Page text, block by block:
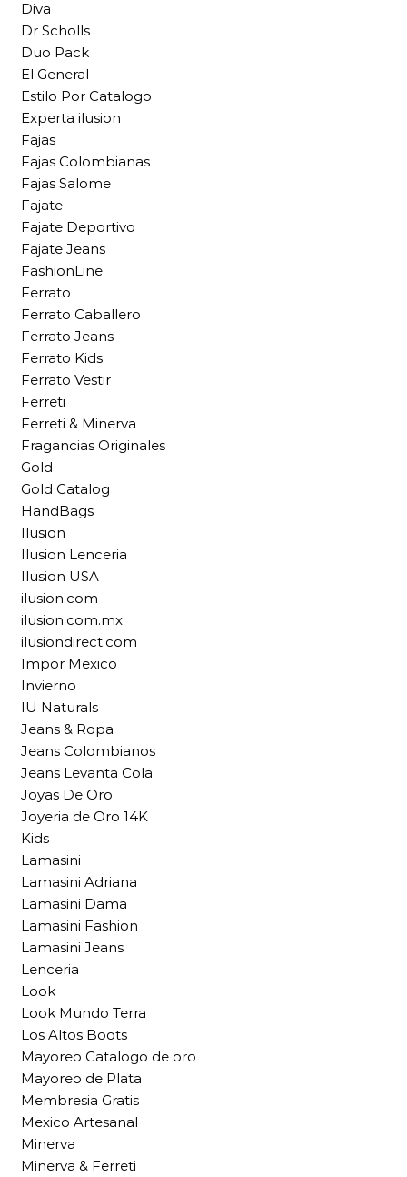
Diva
Dr Scholls
Duo Pack
El General
Estilo Por Catalogo
Experta ilusion
Fajas
Fajas Colombianas
Fajas Salome
Fajate
Fajate Deportivo
Fajate Jeans
FashionLine
Ferrato
Ferrato Caballero
Ferrato Jeans
Ferrato Kids
Ferrato Vestir
Ferreti
Ferreti & Minerva
Fragancias Originales
Gold
Gold Catalog
HandBags
Ilusion
Ilusion Lenceria
Ilusion USA
ilusion.com
ilusion.com.mx
ilusiondirect.com
Impor Mexico
Invierno
IU Naturals
Jeans & Ropa
Jeans Colombianos
Jeans Levanta Cola
Joyas De Oro
Joyeria de Oro 14K
Kids
Lamasini
Lamasini Adriana
Lamasini Dama
Lamasini Fashion
Lamasini Jeans
Lenceria
Look
Look Mundo Terra
Los Altos Boots
Mayoreo Catalogo de oro
Mayoreo de Plata
Membresia Gratis
Mexico Artesanal
Minerva
Minerva & Ferreti